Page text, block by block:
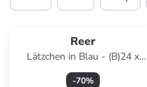
Reer
Lätzchen in Blau - (B)24 x
(H)29 cm
-70%